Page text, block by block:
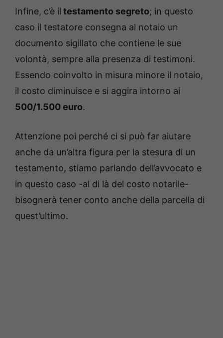
Infine, c’è il testamento segreto; in questo
caso il testatore consegna al notaio un
documento sigillato che contiene le sue
volontà, sempre alla presenza di testimoni.
Essendo coinvolto in misura minore il notaio,
il costo diminuisce e si aggira intorno ai
500/1.500 euro.
Attenzione poi perché ci si può far aiutare
anche da un’altra figura per la stesura di un
testamento, stiamo parlando dell’avvocato e
in questo caso -al di là del costo notarile-
bisognerà tener conto anche della parcella di
quest’ultimo.